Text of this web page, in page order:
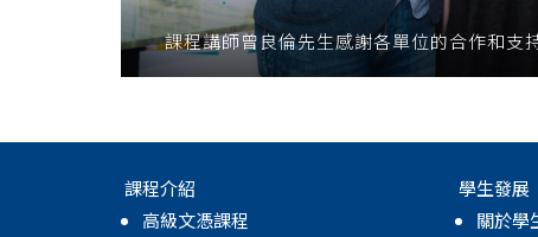
課程講師曾良倫先生感謝各單位的合作和支
課程介紹
高級文憑課程
學生發展
關於學